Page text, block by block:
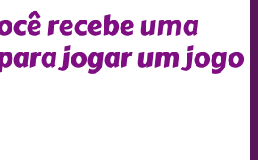
recebe uma
jogar um jogo